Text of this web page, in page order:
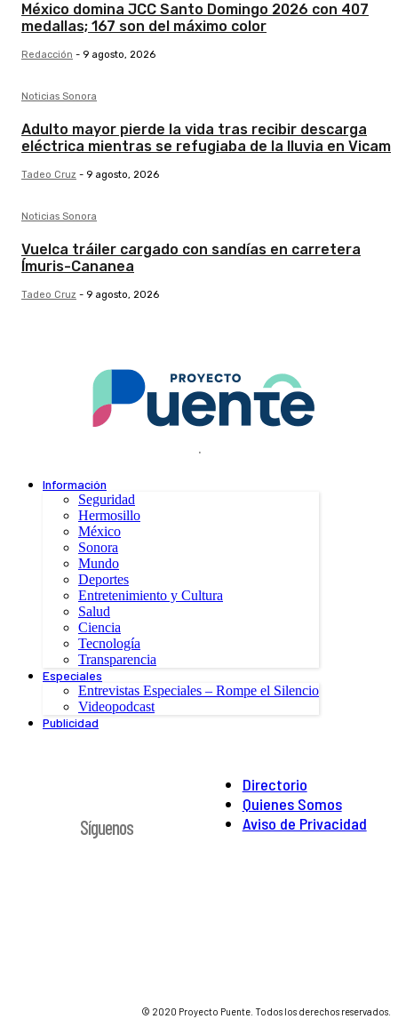
México domina JCC Santo Domingo 2026 con 407
medallas; 167 son del máximo color
Redacción - 9 agosto, 2026
Noticias Sonora
Adulto mayor pierde la vida tras recibir descarga
eléctrica mientras se refugiaba de la lluvia en Vicam
Tadeo Cruz - 9 agosto, 2026
Noticias Sonora
Vuelca tráiler cargado con sandías en carretera
Ímuris-Cananea
Tadeo Cruz - 9 agosto, 2026
.
Información
Seguridad
Hermosillo
México
Sonora
Mundo
Deportes
Entretenimiento y Cultura
Salud
Ciencia
Tecnología
Transparencia
Especiales
Entrevistas Especiales – Rompe el Silencio
Videopodcast
Publicidad
Directorio
Quienes Somos
Aviso de Privacidad
Síguenos
© 2020 Proyecto Puente. Todos los derechos reservados.